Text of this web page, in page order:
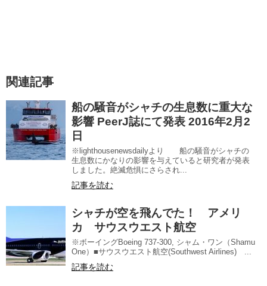
関連記事
船の騒音がシャチの生息数に重大な
影響 PeerJ誌にて発表 2016年2月2
日
※lighthousenewsdailyより 船の騒音がシャチの
生息数にかなりの影響を与えていると研究者が発表
しました。絶滅危惧にさらされ...
記事を読む
シャチが空を飛んでた！ アメリ
カ サウスウエスト航空
※ボーイングBoeing 737-300, シャム・ワン（Shamu
One）■サウスウエスト航空(Southwest Airlines) ...
記事を読む